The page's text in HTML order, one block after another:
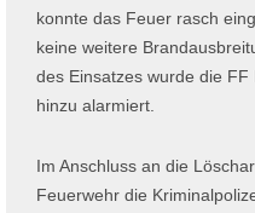
konnte das Feuer rasch
keine weitere
des Einsatzes wurde die
hinzu alarmiert.
Im Anschluss an die
Feuerwehr die